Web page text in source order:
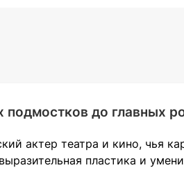
подмостков до главных
актер театра и кино, чья
пластика и